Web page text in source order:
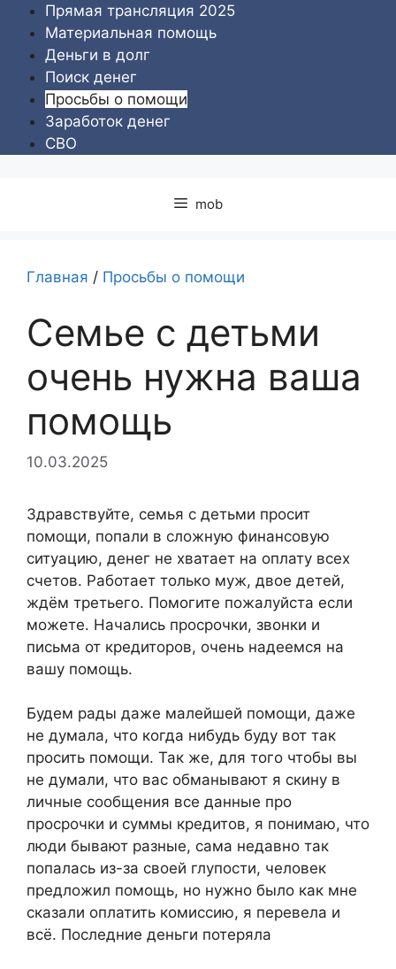
Перейти
содержимому
Прямая трансляция 2025
Материальная помощь
Деньги в долг
Поиск денег
Просьбы о помощи
Заработок денег
СВО
mob
Главная / Просьбы о помощи
Семье с детьми
очень нужна ваша
помощь
10.03.2025
Здравствуйте, семья с детьми просит
помощи, попали в сложную финансовую
ситуацию, денег не хватает на оплату всех
счетов. Работает только муж, двое детей,
ждём третьего. Помогите пожалуйста если
можете. Начались просрочки, звонки и
письма от кредиторов, очень надеемся на
вашу помощь.
Будем рады даже малейшей помощи, даже
не думала, что когда нибудь буду вот так
просить помощи. Так же, для того чтобы вы
не думали, что вас обманывают я скину в
личные сообщения все данные про
просрочки и суммы кредитов, я понимаю, что
люди бывают разные, сама недавно так
попалась из-за своей глупости, человек
предложил помощь, но нужно было как мне
сказали оплатить комиссию, я перевела и
всё. Последние деньги потеряла